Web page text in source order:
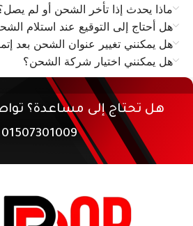
ماذا يحدث إذا تأخر الشحن أو لم
هل أحتاج إلى التوقيع عند استلام
هل يمكنني تغيير عنوان الشحن بعد
هل يمكنني اختيار شركة الشحن؟
هل تحتاج إلى مساعدة؟
01507301009.